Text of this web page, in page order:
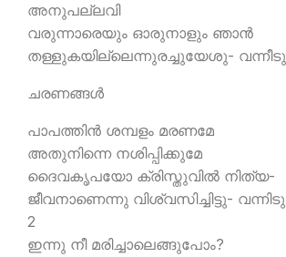
അനുപല്ലവി
വരുന്നാരെയും ഓരുനാളും ഞാന്‍
തള്ളുകയില്ലെന്നുരച്ചുയേശു- വന്നീടു
ചരണങ്ങള്‍
പാപത്തിന്‍ ശമ്പളം മരണമേ
അതുനിന്നെ നശിപ്പിക്കുമേ
ദൈവകൃപയോ ക്രിസ്തുവില്‍ നിത്യ-
ജീവനാണെന്നു വിശ്വസിച്ചിട്ടു- വന്നിടു
2
ഇന്നു നീ മരിച്ചാലെങ്ങുപോം?